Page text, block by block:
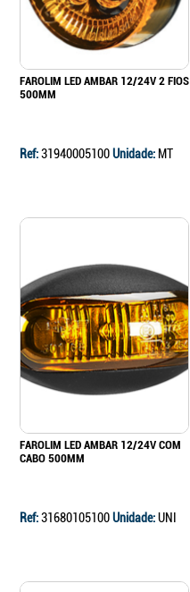
FAROLIM LED AMBAR 12/24V 2 FIOS
500MM
Ref:31940005100Unidade: MT
FAROLIM LED AMBAR 12/24V COM
CABO 500MM
Ref:31680105100Unidade:UNI